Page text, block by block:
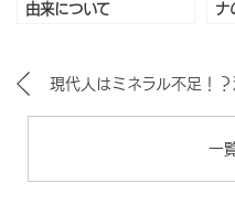
由来について
ナ
現代人はミネラル不足！
一